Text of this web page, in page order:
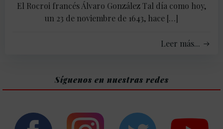
El Rocroi francés Álvaro González Tal día como hoy,
un 23 de noviembre de 1643, hace […]
Leer más...
Síguenos en nuestras redes